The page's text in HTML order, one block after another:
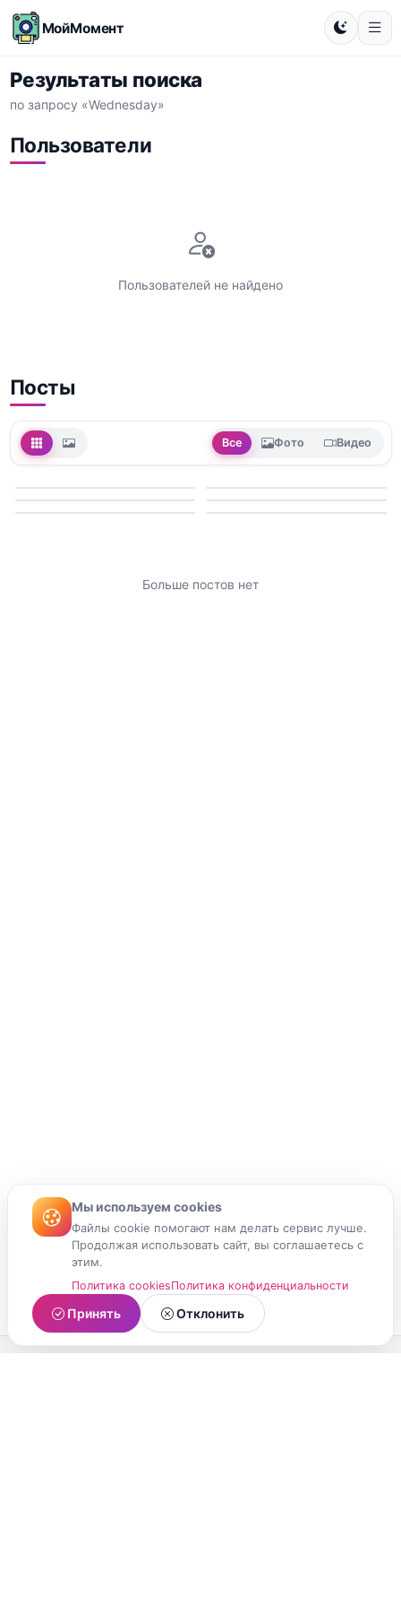
МойМомент
Результаты поиска
по запросу «Wednesday»
Пользователи
Пользователей не найдено
Посты
Все Фото Видео
Больше постов нет
Мы используем cookies
Файлы cookie помогают нам делать сервис лучше.
Продолжая использовать сайт, вы соглашаетесь с
этим.
Политика cookiesПолитика конфиденциальности
Принять Отклонить